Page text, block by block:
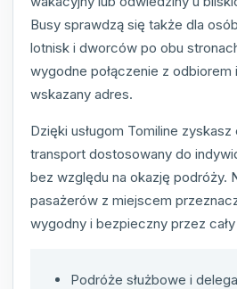
Busy sprawdzą się także dla
lotnisk i dworców po obu
wygodne połączenie z
wskazany adres.
Dzięki usługom Tomiline
transport dostosowany do
bez względu na okazję podróży.
pasażerów z miejscem
wygodny i bezpieczny przez
Podróże służbowe i